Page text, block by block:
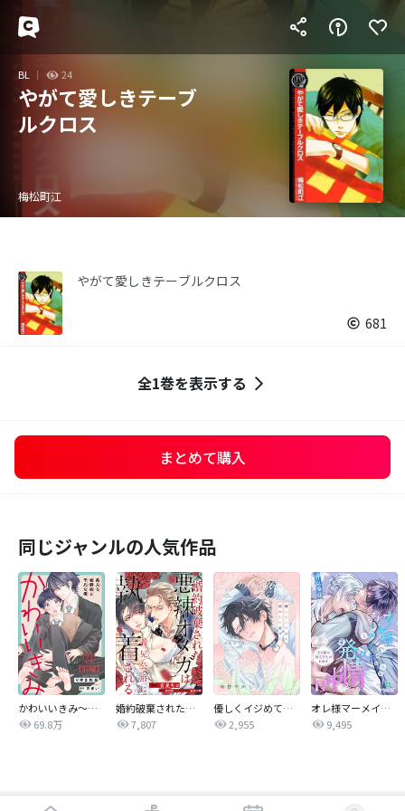
BL 24
やがて愛しきテーブ
ルクロス
梅松町江
やがて愛しきテーブルクロス
681
全1巻を表示する
まとめて購入
同じジャンルの人気作品
かわいいきみ～美人な幼馴染と平凡な僕～
69.8万
婚約破棄された悪辣オメガは義兄公爵に執着される 【連載版】
7,807
優しくイジめて溶かして混ぜて
2,955
オレ様マーメイドは発情中～王子様は貧乏学生がお好き～
9,495